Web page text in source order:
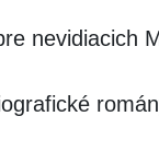
nevidiacich